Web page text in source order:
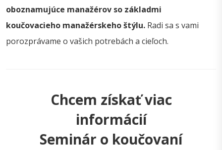
oboznamujúce manažérov so základmi
koučovacieho manažérskeho štýlu. Radi sa s vami
porozprávame o vašich potrebách a cieľoch.
Chcem získať viac
informácií
Seminár o koučovaní